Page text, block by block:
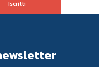
Iscritti